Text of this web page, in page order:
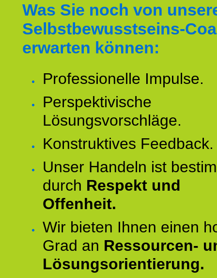
Was Sie noch von
Selbstbewusstseins-
erwarten können:
Professionelle Impulse.
Perspektivische
Lösungsvorschläge.
Konstruktives Feedback.
Unser Handeln ist
durch Respekt und
Offenheit.
Wir bieten Ihnen einen
Grad an Ressourcen-
Lösungsorientierung.